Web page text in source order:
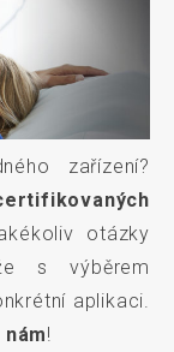
zařízení?
otázky
s výběrem
aplikaci.
!